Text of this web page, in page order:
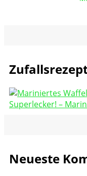
Superlecker! –
Neueste